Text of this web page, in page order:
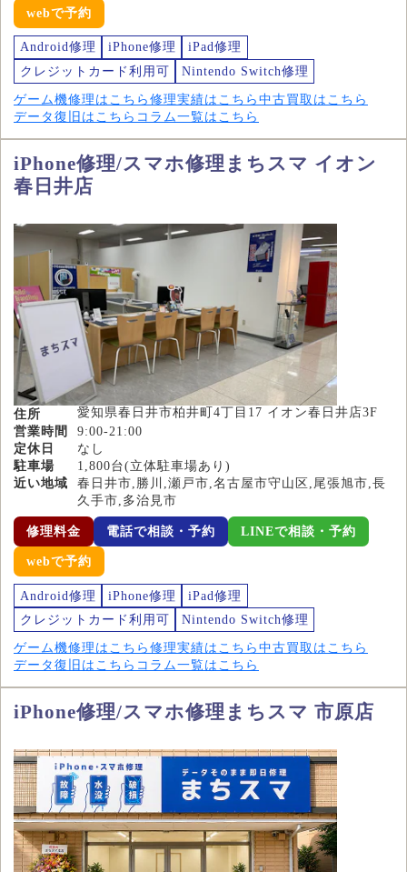
webで予約
Android修理 iPhone修理
iPad修理
クレジットカード利用可
Nintendo Switch修理
ゲーム機修理はこちら 修理実績はこちら 中古買取はこちら
データ復旧はこちら コラム一覧はこちら
iPhone修理/スマホ修理まちスマ イオン
春日井店
住所
愛知県春日井市柏井町4丁目17 イオン春日井店3F
営業時間
9:00-21:00
定休日
なし
駐車場
1,800台(立体駐車場あり)
近い地域
春日井市,勝川,瀬戸市,名古屋市守山区,尾張旭市,長
久手市,多治見市
修理料金 電話で相談・予約 LINEで相談・予約
webで予約
Android修理 iPhone修理
iPad修理
クレジットカード利用可
Nintendo Switch修理
ゲーム機修理はこちら 修理実績はこちら 中古買取はこちら
データ復旧はこちら コラム一覧はこちら
iPhone修理/スマホ修理まちスマ 市原店